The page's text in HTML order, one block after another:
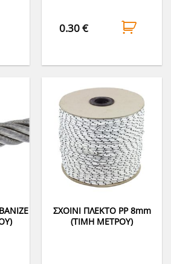
0.30€
ΣΧΟΙΝΙ ΠΛΕΚΤΟ PP 8mm
(ΤΙΜΗ ΜΕΤΡΟΥ)